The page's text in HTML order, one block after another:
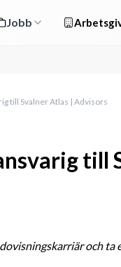
Jobb
till Svalner Atlas | Advisors
till
och ta